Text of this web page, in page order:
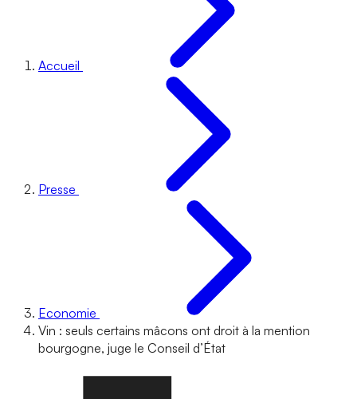
Accueil
Presse
Economie
Vin : seuls certains mâcons ont droit à la mention
bourgogne, juge le Conseil d’État